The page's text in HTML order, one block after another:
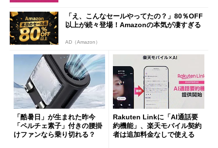
「え、こんなセールやってたの？」80％OFF
以上が続々登場！Amazonの本気が凄すぎる
AD（Amazon）
「酷暑日」が生まれた昨今
「ペルチェ素子」付きの腰掛
けファンなら乗り切れる？
Rakuten Linkに「AI通話要
約機能」、楽天モバイル契約
者は追加料金なしで使える